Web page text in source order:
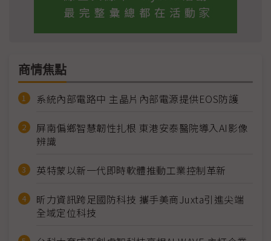
商情焦點
系統內部電路中 主晶片內部電源提供EOS防護
屏南偏鄉智慧韌性扎根 東港安泰醫院導入AI影像
辨識
英特蒙以新一代即時軟體推動工業控制革新
昕力資訊跨足國防科技 攜手美商Juxta引進尖端
全域定位科技